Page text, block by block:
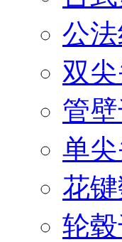
公
双
管
单
花
轮